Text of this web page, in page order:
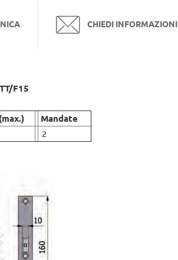
CHIEDI INFORMAZIONI
F15
Mandate
2